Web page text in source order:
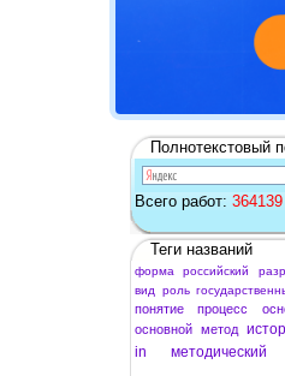
Полнотекстовый
Всего работ: 364139
Теги названий
форма российский
вид
роль
понятие
процесс
основной метод
in
методический